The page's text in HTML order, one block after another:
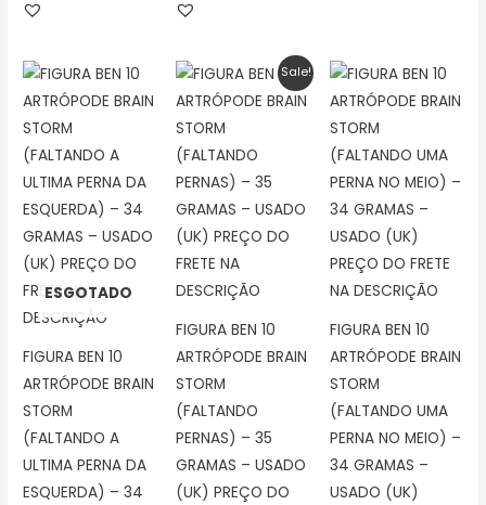
ESGOTADO
FIGURA BEN 10
ARTRÓPODE BRAIN
STORM
(FALTANDO A
ULTIMA PERNA DA
ESQUERDA) – 34
Sale!
FIGURA BEN 10
ARTRÓPODE BRAIN
STORM
(FALTANDO
PERNAS) – 35
GRAMAS – USADO
(UK) PREÇO DO
O
preço
original
O
preço
atual
R$15,00.
FIGURA BEN 10
ARTRÓPODE BRAIN
STORM
(FALTANDO UMA
PERNA NO MEIO) –
34 GRAMAS –
USADO (UK)